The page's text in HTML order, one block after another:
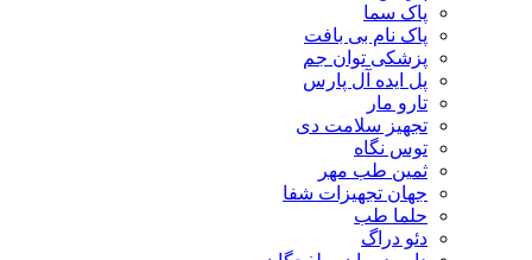
پاک سما
پاک نام بی بافت
پزشکی توان جم
پل ایده آل پارس
تارو مار
تجهیز سلامت دی
توس نگاه
ثمین طب مهر
جهان تجهیزات شفا
حلما طب
دئو دراگ